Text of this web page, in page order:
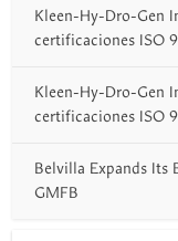
Kleen-Hy-Dro-Gen
certificaciones ISO
Kleen-Hy-Dro-Gen
certificaciones ISO
Belvilla Expands Its
GMFB